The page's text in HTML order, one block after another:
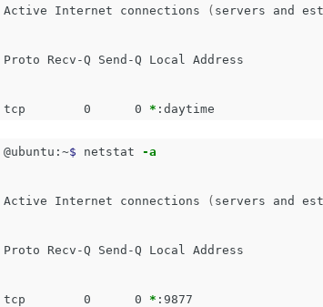
Active Internet connections ( servers and
Proto Recv-Q Send-Q Local Address
tcp        0      0 *
@ubuntu:~$ netstat -a
Active Internet connections ( servers and
Proto Recv-Q Send-Q Local Address
tcp        0      0 * :9877